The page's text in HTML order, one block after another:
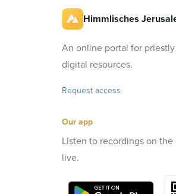
Himmlisches
An online portal for
digital resources.
Request access
Our app
Listen to recordings on
live.